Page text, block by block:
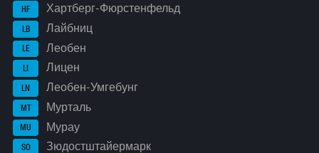
HF Хартберг-Фюрстенфельд
LB Лайбниц
LE Леобен
LI Лицен
LN Леобен-Умгебунг
MT Мурталь
MU Мурау
SO Зюдостштайермарк